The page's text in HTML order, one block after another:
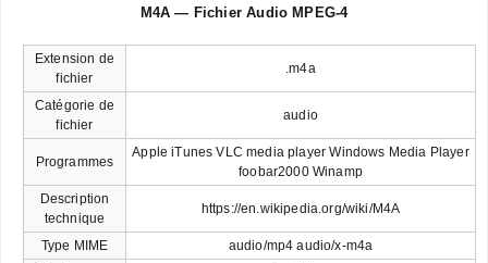
M4A — Fichier Audio MPEG-4
Extension de
fichier
.m4a
Catégorie de
fichier
audio
Programmes
Apple iTunes VLC media player Windows Media Player
foobar2000 Winamp
Description
technique
https://en.wikipedia.org/wiki/M4A
Type MIME
audio/mp4 audio/x-m4a